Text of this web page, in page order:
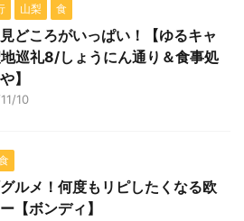
山梨 食
どころがいっぱい！【ゆるキャ
巡礼8/しょうにん通り＆食事処
】
10
ルメ！何度もリピしたくなる欧
【ボンディ】